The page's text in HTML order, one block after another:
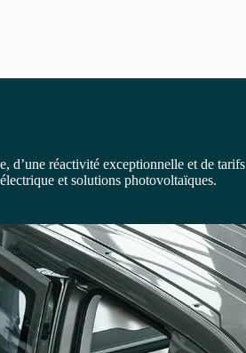
d’une réactivité exceptionnelle et de tarifs
et solutions photovoltaïques.